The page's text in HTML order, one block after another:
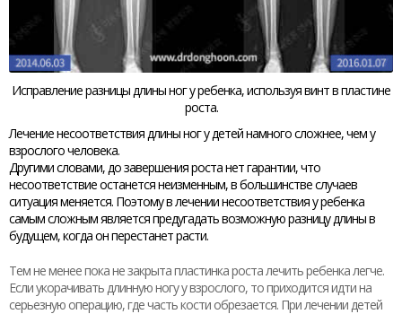
Исправление разницы длины ног у ребенка, используя винт в пластине
роста.
Лечение несоответствия длины ног у детей намного сложнее, чем у
взрослого человека.
Другими словами, до завершения роста нет гарантии, что
несоответствие останется неизменным, в большинстве случаев
ситуация меняется. Поэтому в лечении несоответствия у ребенка
самым сложным является предугадать возможную разницу длины в
будущем, когда он перестанет расти.
Тем не менее пока не закрыта пластинка роста лечить ребенка легче.
Если укорачивать длинную ногу у взрослого, то приходится идти на
серьезную операцию, где часть кости обрезается. При лечении детей